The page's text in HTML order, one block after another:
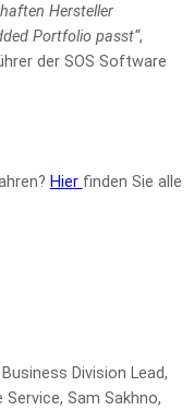
Hersteller
Portfolio passt“,
der SOS Software
Hier finden Sie alle
Division Lead,
Sam Sakhno,